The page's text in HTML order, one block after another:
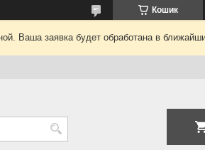
Кошик
Ваша заявка будет обработана в